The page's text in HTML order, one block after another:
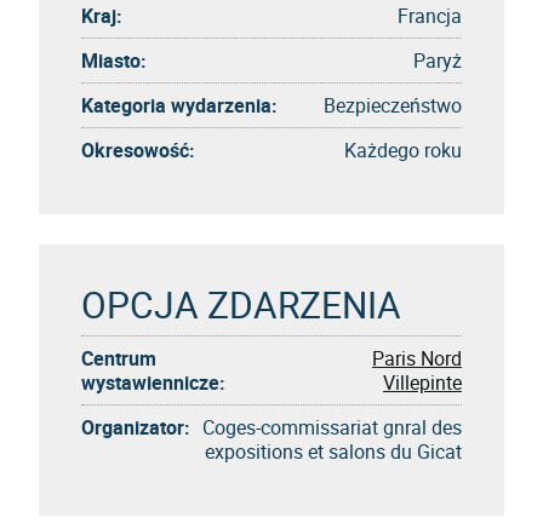
Kraj:
Francja
Miasto:
Paryż
Kategoria wydarzenia:
Bezpieczeństwo
Okresowość:
Każdego roku
OPCJA ZDARZENIA
Centrum
wystawiennicze:
Paris Nord
Villepinte
Organizator: Coges-commissariat gnral des
expositions et salons du Gicat